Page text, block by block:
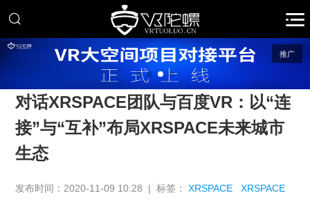
推广
对话XRSPACE团队与百度VR：以“连
接”与“互补”布局XRSPACE未来城市
生态
发布时间：2020-11-09 10:28 | 标签：XRSPACE XRSPACE